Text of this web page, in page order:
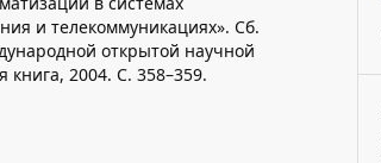
и телекоммуникациях». Сб.
открытой научной
2004. С. 358–359.